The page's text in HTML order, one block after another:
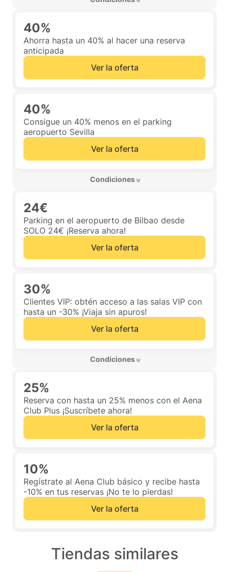
40%
Ahorra hasta un 40% al hacer una reserva
anticipada
Ver la oferta
40%
Consigue un 40% menos en el parking
aeropuerto Sevilla
Ver la oferta
Condiciones
24€
Parking en el aeropuerto de Bilbao desde
SOLO 24€ ¡Reserva ahora!
Ver la oferta
30%
Clientes VIP: obtén acceso a las salas VIP con
hasta un -30% ¡Viaja sin apuros!
Ver la oferta
Condiciones
25%
Reserva con hasta un 25% menos con el Aena
Club Plus ¡Suscríbete ahora!
Ver la oferta
10%
Regístrate al Aena Club básico y recibe hasta
-10% en tus reservas ¡No te lo pierdas!
Ver la oferta
Tiendas similares